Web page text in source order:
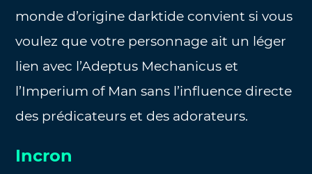
monde d’origine darktide convient si vous
voulez que votre personnage ait un léger
lien avec l’Adeptus Mechanicus et
l’Imperium of Man sans l’influence directe
des prédicateurs et des adorateurs.
Incron